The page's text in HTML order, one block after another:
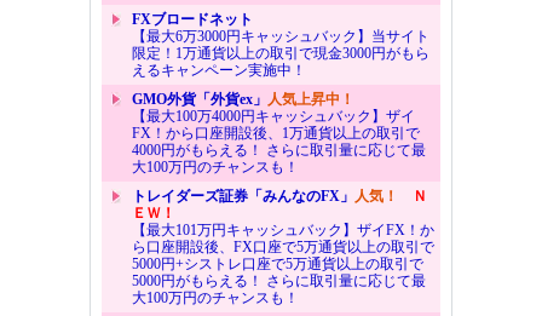
FXブロードネット
【最大6万3000円キャッシュバック】当サイト
限定！1万通貨以上の取引で現金3000円がもら
えるキャンペーン実施中！
GMO外貨「外貨ex」 人気上昇中！
【最大100万4000円キャッシュバック】ザイ
FX！から口座開設後、1万通貨以上の取引で
4000円がもらえる！ さらに取引量に応じて最
大100万円のチャンスも！
トレイダーズ証券「みんなのFX」 人気！
Ｎ
ＥＷ！
【最大101万円キャッシュバック】ザイFX！か
ら口座開設後、FX口座で5万通貨以上の取引で
5000円+シストレ口座で5万通貨以上の取引で
5000円がもらえる！ さらに取引量に応じて最
大100万円のチャンスも！